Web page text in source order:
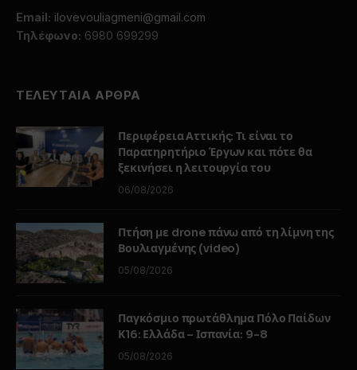
Email: ilovevouliagmeni@gmail.com
Τηλέφωνο: 6980 699299
ΤΕΛΕΥΤΑΙΑ ΑΡΘΡΑ
Περιφέρεια Αττικής: Τι είναι το
Παρατηρητήριο Έργων και πότε θα
ξεκινήσει η λειτουργία του
06/08/2026
Πτήση με drone πάνω από τη λίμνη της
Βουλιαγμένης (video)
05/08/2026
Παγκόσμιο πρωτάθλημα Πόλο Παίδων
Κ16: Ελλάδα – Ισπανία: 9-8
05/08/2026